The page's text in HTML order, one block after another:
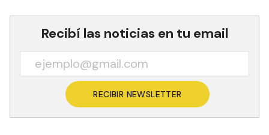
Recibí las noticias en tu email
RECIBIR NEWSLETTER